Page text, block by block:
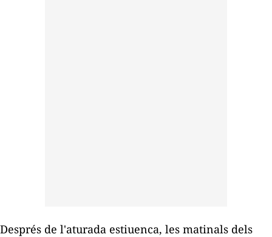
Després de l'aturada estiuenca, les matinals dels